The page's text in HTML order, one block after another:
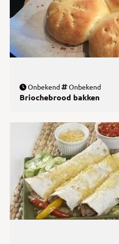
Onbekend Onbekend
Briochebrood bakken